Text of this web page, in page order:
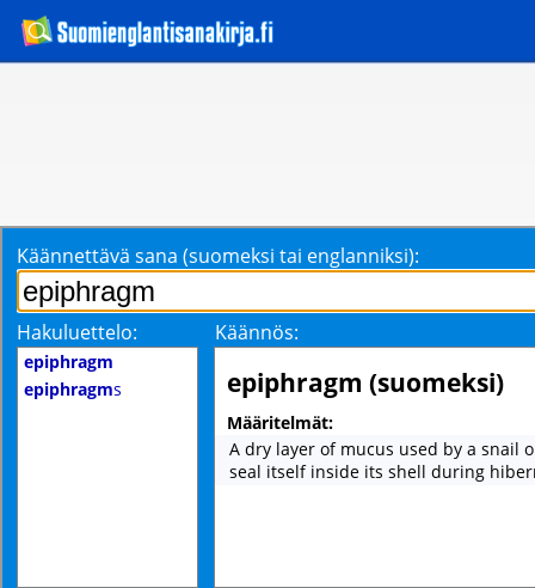
Käännettävä sana (suomeksi tai englanniksi):
Hakuluettelo: Käännös:
epiphragm
epiphragms epiphragm (suomeksi)
Määritelmät:
A dry layer of mucus used by a snail
seal itself inside its shell during